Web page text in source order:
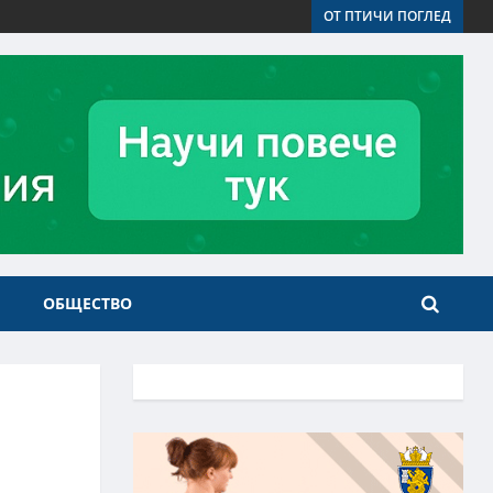
ОТ ПТИЧИ ПОГЛЕД
ОБЩЕСТВО